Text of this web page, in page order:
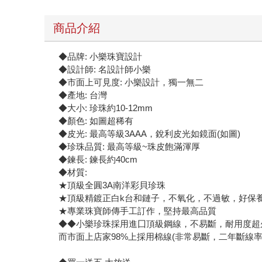
商品介紹
◆品牌: 小樂珠寶設計
◆設計師: 名設計師小樂
◆市面上可見度: 小樂設計，獨一無二
◆產地: 台灣
◆大小: 珍珠約10-12mm
◆顏色: 如圖超稀有
◆皮光: 最高等級3AAA，銳利皮光如鏡面(如圖)
◆珍珠品質: 最高等級~珠皮飽滿渾厚
◆鍊長: 鍊長約40cm
◆材質:
★頂級全圓3A南洋彩貝珍珠
★頂級精鍍正白k台和鏈子，不氧化，不過敏，好保
★專業珠寶師傳手工訂作，堅持最高品質
◆◆小樂珍珠採用進囗頂級鋼線，不易斷，耐用度超
而市面上店家98%上採用棉線(非常易斷，二年斷線